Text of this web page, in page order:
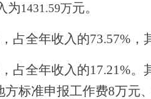
为1431.59万元。
占全年收入的73.57%，
占全年收入的17.21%。
标准申报工作费8万元